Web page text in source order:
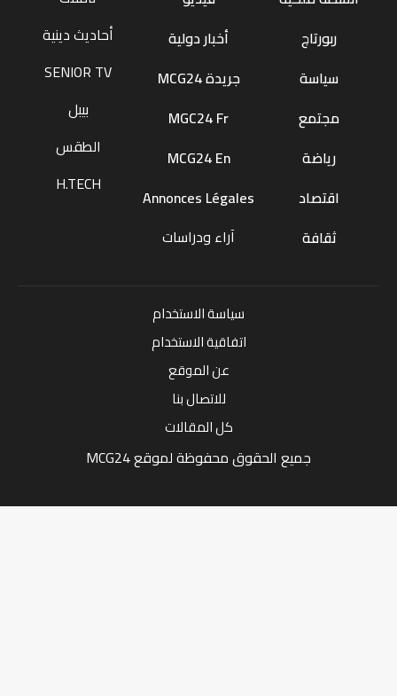
ربورتاج
سياسة
مجتمع
رياضة
اقتصاد
ثقافة
أخبار دولية
جريدة MCG24
MGC24 Fr
MCG24 En
Annonces Légales
آراء ودراسات
أحاديث دينية
SENIOR TV
بيبل
الطقس
H.TECH
سياسة الاستخدام
اتفاقية الاستخدام
عن الموقع
للاتصال بنا
كل المقالات
جميع الحقوق محفوظة لموقع MCG24